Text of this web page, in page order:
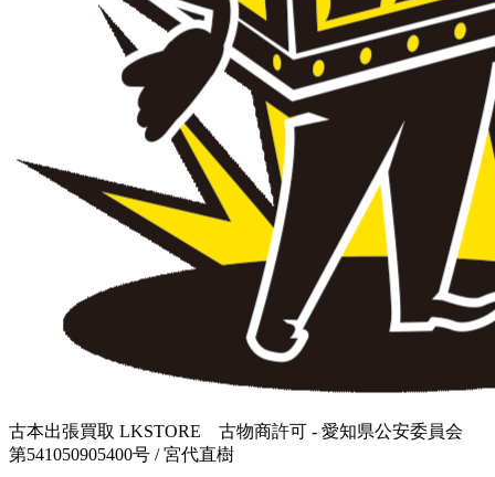
古本出張買取 LKSTORE 古物商許可 - 愛知県公安委員会
第541050905400号 / 宮代直樹